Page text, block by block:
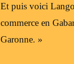
Et puis voici
commerce en
Garonne. »